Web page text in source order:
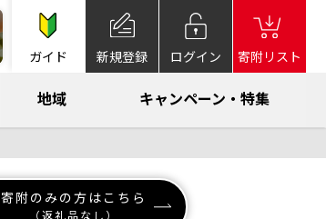
ガイド 新規登録 ログイン 寄附リスト
地域 キャンペーン・特集
寄附のみの方はこちら
（返礼品なし）